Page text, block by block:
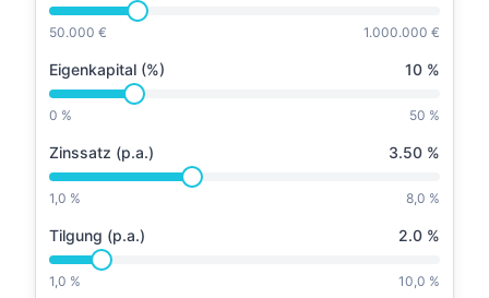
50.000 € 1.000.000 €
Eigenkapital (%) 10 %
0 % 50 %
Zinssatz (p.a.) 3.50 %
1,0 % 8,0 %
Tilgung (p.a.) 2.0 %
1,0 % 10,0 %